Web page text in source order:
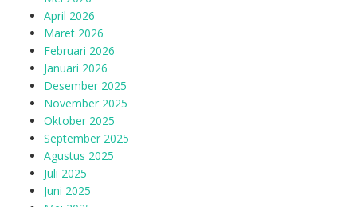
April 2026
Maret 2026
Februari 2026
Januari 2026
Desember 2025
November 2025
Oktober 2025
September 2025
Agustus 2025
Juli 2025
Juni 2025